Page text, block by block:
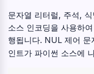
문자열 리터럴, 주석,
소스 인코딩을 사용하
행됩니다. NUL 제어 문
인트가 파이썬 소스에